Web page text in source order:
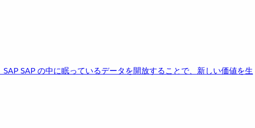
SAPSAP の中に眠っているデータを開放することで、新しい価値を生